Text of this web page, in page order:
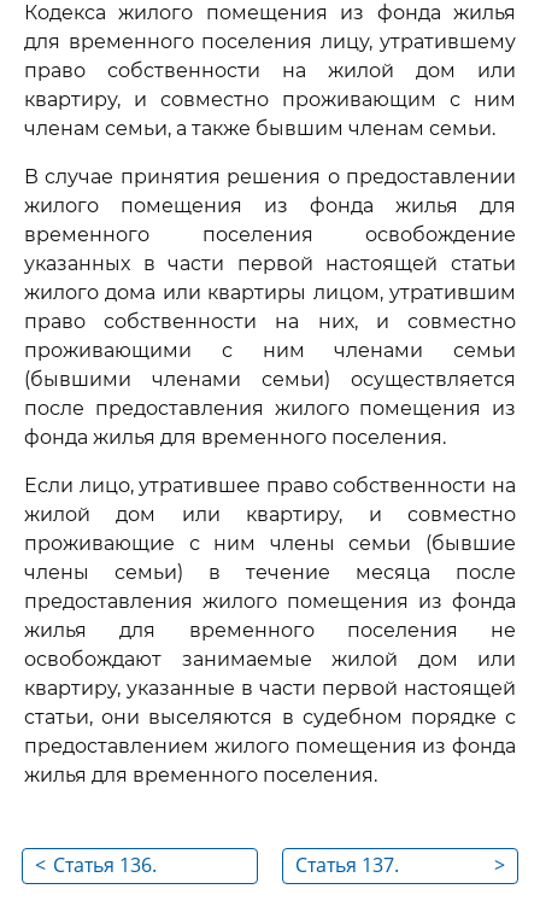
Кодекса жилого помещения из фонда жилья
для временного поселения лицу, утратившему
право собственности на жилой дом или
квартиру, и совместно проживающим с ним
членам семьи, а также бывшим членам семьи.
В случае принятия решения о предоставлении
жилого помещения из фонда жилья для
временного поселения освобождение
указанных в части первой настоящей статьи
жилого дома или квартиры лицом, утратившим
право собственности на них, и совместно
проживающими с ним членами семьи
(бывшими членами семьи) осуществляется
после предоставления жилого помещения из
фонда жилья для временного поселения.
Если лицо, утратившее право собственности на
жилой дом или квартиру, и совместно
проживающие с ним члены семьи (бывшие
члены семьи) в течение месяца после
предоставления жилого помещения из фонда
жилья для временного поселения не
освобождают занимаемые жилой дом или
квартиру, указанные в части первой настоящей
статьи, они выселяются в судебном порядке с
предоставлением жилого помещения из фонда
жилья для временного поселения.
< Статья 136.
>
Статья 137.